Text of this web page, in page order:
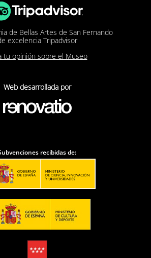
de Bellas Artes de San Fernando
excelencia Tripadvisor
tu opinión sobre el Museo
Web desarrollada por
recibidas de: